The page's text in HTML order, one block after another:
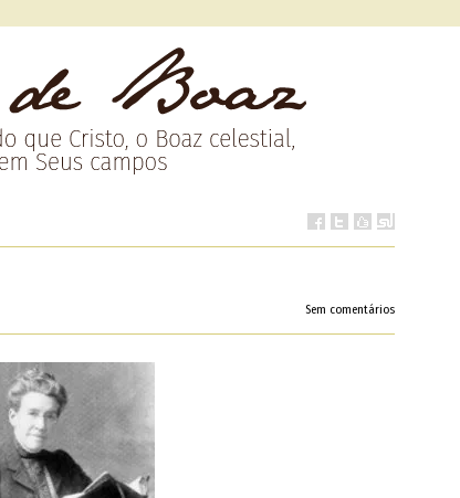
Sem comentários